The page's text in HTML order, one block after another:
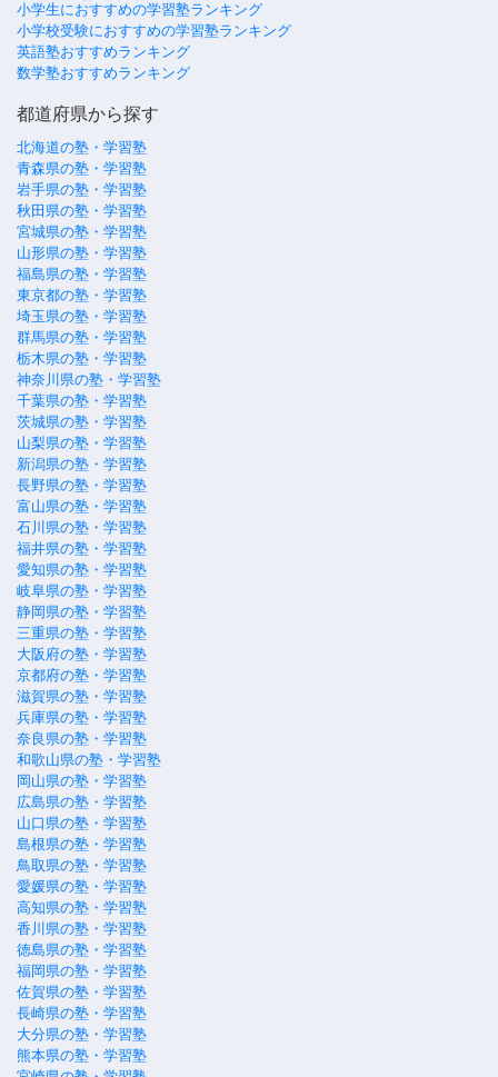
小学生におすすめの学習塾ランキング
小学校受験におすすめの学習塾ランキング
英語塾おすすめランキング
数学塾おすすめランキング
都道府県から探す
北海道の塾・学習塾
青森県の塾・学習塾
岩手県の塾・学習塾
秋田県の塾・学習塾
宮城県の塾・学習塾
山形県の塾・学習塾
福島県の塾・学習塾
東京都の塾・学習塾
埼玉県の塾・学習塾
群馬県の塾・学習塾
栃木県の塾・学習塾
神奈川県の塾・学習塾
千葉県の塾・学習塾
茨城県の塾・学習塾
山梨県の塾・学習塾
新潟県の塾・学習塾
長野県の塾・学習塾
富山県の塾・学習塾
石川県の塾・学習塾
福井県の塾・学習塾
愛知県の塾・学習塾
岐阜県の塾・学習塾
静岡県の塾・学習塾
三重県の塾・学習塾
大阪府の塾・学習塾
京都府の塾・学習塾
滋賀県の塾・学習塾
兵庫県の塾・学習塾
奈良県の塾・学習塾
和歌山県の塾・学習塾
岡山県の塾・学習塾
広島県の塾・学習塾
山口県の塾・学習塾
島根県の塾・学習塾
鳥取県の塾・学習塾
愛媛県の塾・学習塾
高知県の塾・学習塾
香川県の塾・学習塾
徳島県の塾・学習塾
福岡県の塾・学習塾
佐賀県の塾・学習塾
長崎県の塾・学習塾
大分県の塾・学習塾
熊本県の塾・学習塾